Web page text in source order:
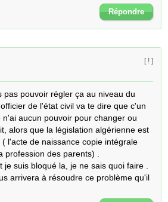
Répondre
[ ! ]
pas pouvoir régler ça au niveau du
de l'état civil va te dire que c'un
aucun pouvoir pour changer ou
alors que la législation algérienne est
l'acte de naissance copie intégrale
profession des parents) .
arrivera à résoudre ce problème qu'il